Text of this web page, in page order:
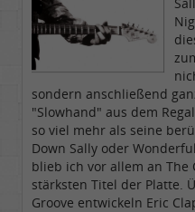
sondern anschließend
"Slowhand" aus dem
so viel mehr als seine
Down Sally oder
blieb ich vor allem an The
stärksten Titel der Platte.
Groove entwickeln Eric